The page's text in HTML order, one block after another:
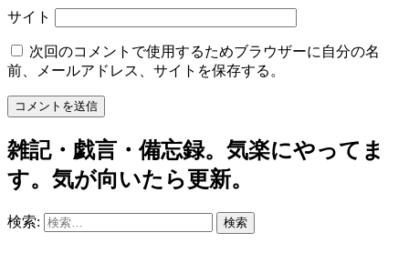
サイト
次回のコメントで使用するためブラウザーに自分の名
前、メールアドレス、サイトを保存する。
雑記・戯言・備忘録。気楽にやってま
す。気が向いたら更新。
検索: